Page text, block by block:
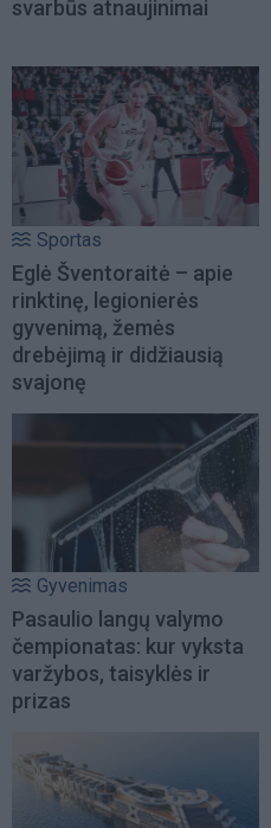
svarbūs atnaujinimai
Sportas
Eglė Šventoraitė – apie
rinktinę, legionierės
gyvenimą, žemės
drebėjimą ir didžiausią
svajonę
Gyvenimas
Pasaulio langų valymo
čempionatas: kur vyksta
varžybos, taisyklės ir
prizas